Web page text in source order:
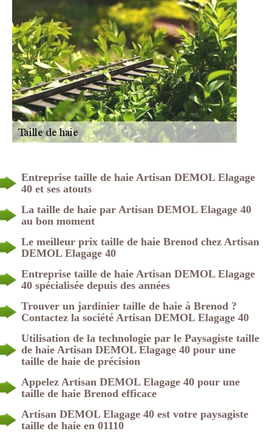
Entreprise taille de haie Artisan DEMOL Elagage
40 et ses atouts
La taille de haie par Artisan DEMOL Elagage 40
au bon moment
Le meilleur prix taille de haie Brenod chez Artisan
DEMOL Elagage 40
Entreprise taille de haie Artisan DEMOL Elagage
40 spécialisée depuis des années
Trouver un jardinier taille de haie à Brenod ?
Contactez la société Artisan DEMOL Elagage 40
Utilisation de la technologie par le Paysagiste taille
de haie Artisan DEMOL Elagage 40 pour une
taille de haie de précision
Appelez Artisan DEMOL Elagage 40 pour une
taille de haie Brenod efficace
Artisan DEMOL Elagage 40 est votre paysagiste
taille de haie en 01110